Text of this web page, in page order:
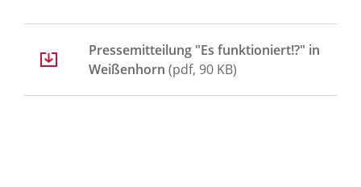
Pressemitteilung "Es funktioniert!?" in
Weißenhorn (pdf, 90 KB)